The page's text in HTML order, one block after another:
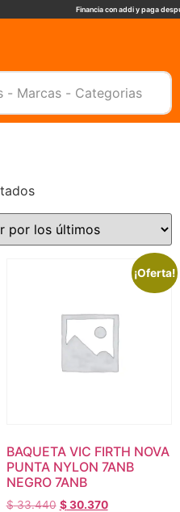
Financia con addi y paga
TE AYUDAMOS, ESCRIBENOS. 📲
¡Oferta!
BAQUETA VIC FIRTH NOVA
PUNTA NYLON 7ANB
NEGRO 7ANB
$33.440 $30.370